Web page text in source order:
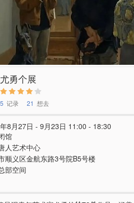
尤勇个展
5 记录 21 想去
8月27日 - 9月23日 11:00 - 18:30
馆
人艺术中心
顺义区金航东路3号院B5号楼
部空间